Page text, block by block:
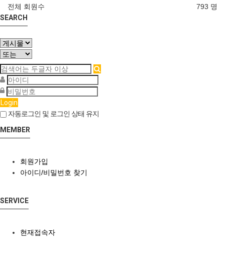
793 명
전체 회원수
SEARCH
Login
자동로그인 및 로그인 상태 유지
MEMBER
회원가입
아이디/비밀번호 찾기
SERVICE
현재접속자